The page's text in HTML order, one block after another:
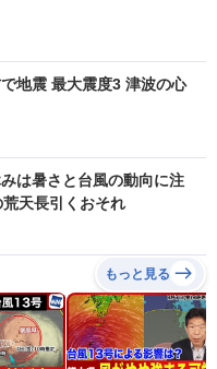
地震 最大震度3 津波の心
は暑さと台風の動向に注
天長引くおそれ
もっと見る